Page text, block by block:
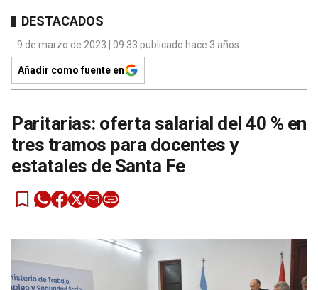
DESTACADOS
9 de marzo de 2023 | 09:33 publicado hace 3 años
Añadir como fuente en
Paritarias: oferta salarial del 40 % en
tres tramos para docentes y
estatales de Santa Fe